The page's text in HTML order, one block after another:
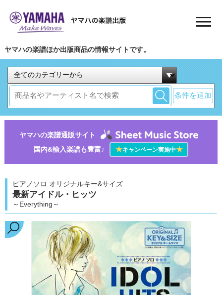
ヤマハの楽譜ほか出版商品の情報サイトです。
条件を追加
ヤマハの楽譜通販サイト
国内&輸入楽譜も豊富♪
★キャンペーン実施中★
ピアノソロ オリジナルキー&サイズ
最新アイドル・ヒッツ
～Everything～